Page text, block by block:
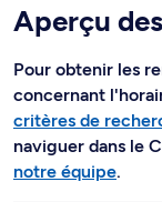
Aperçu
Pour obtenir les
concernant
critères de
naviguer dans le
notre équipe.